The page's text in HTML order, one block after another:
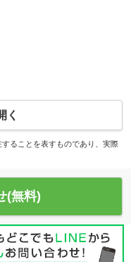
く
ることを表すものであり、実際
(無料)